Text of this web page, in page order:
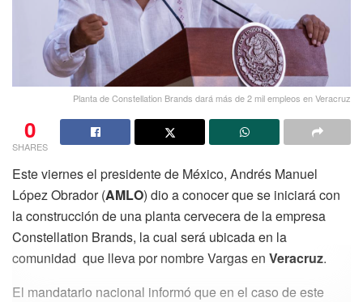
Planta de Constellation Brands dará más de 2 mil empleos en Veracruz
0
SHARES
Este viernes el presidente de México, Andrés Manuel
López Obrador (AMLO) dio a conocer que se iniciará con
la construcción de una planta cervecera de la empresa
Constellation Brands, la cual será ubicada en la
comunidad que lleva por nombre Vargas en Veracruz.
El mandatario nacional informó que en el caso de este